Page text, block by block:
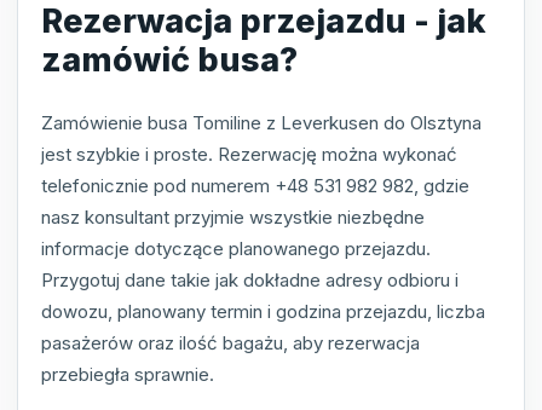
Rezerwacja przejazdu - jak
zamówić busa?
Zamówienie busa Tomiline z Leverkusen do Olsztyna
jest szybkie i proste. Rezerwację można wykonać
telefonicznie pod numerem +48 531 982 982, gdzie
nasz konsultant przyjmie wszystkie niezbędne
informacje dotyczące planowanego przejazdu.
Przygotuj dane takie jak dokładne adresy odbioru i
dowozu, planowany termin i godzina przejazdu, liczba
pasażerów oraz ilość bagażu, aby rezerwacja
przebiegła sprawnie.